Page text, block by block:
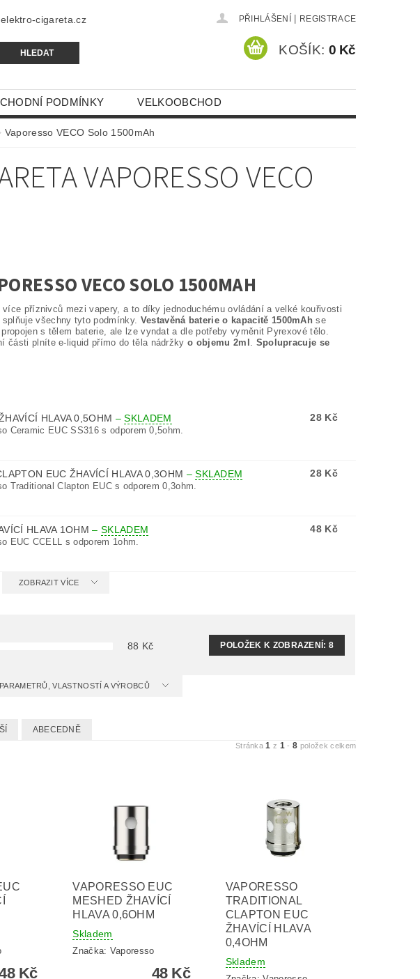
cigareta.cz PŘIHLÁŠENÍ REGISTRACE
KOŠÍK: 0 Kč
PODMÍNKY VELKOOBCHOD
Vaporesso VECO Solo 1500mAh
VAPORESSO VECO
VECO SOLO 1500MAH
příznivců mezi vapery, a to díky jednoduchému ovládání a velké kouřivosti
všechny tyto podmínky. Vestavěná baterie o kapacitě 1500mAh se
s tělem baterie, ale lze vyndat a dle potřeby vyměnit Pyrexové tělo.
části plníte e-liquid přímo do těla nádržkyo objemu 2ml . Spolupracuje se
HLAVA 0,5OHM –SKLADEM
Ceramic EUC SS316 s odporem 0,5ohm.
28 Kč
EUC ŽHAVÍCÍ HLAVA 0,3OHM –SKLADEM
Traditional Clapton EUC s odporem 0,3ohm.
28 Kč
HLAVA 1OHM–SKLADEM
EUC CCELL s odporem 1ohm.
48 Kč
ZOBRAZIT VÍCE
88 Kč POLOŽEK K ZOBRAZENÍ:8
VLASTNOSTÍ A VÝROBCŮ
ABECEDNĚ
Stránka1 z 1 -8 položek celkem
Kč
VAPORESSO EUC
MESHED ŽHAVÍCÍ
HLAVA 0,6OHM
Skladem
Značka: Vaporesso
48 Kč
VAPORESSO
TRADITIONAL
CLAPTON EUC
ŽHAVÍCÍ HLAVA
0,4OHM
Skladem